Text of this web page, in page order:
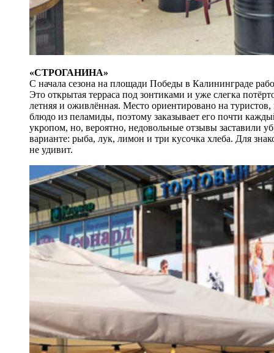
«СТРОГАНИНА»
С начала сезона на площади Победы в Калининграде
Это открытая терраса под зонтиками и уже слегка
летняя и оживлённая. Место ориентировано на
блюдо из пеламиды, поэтому заказывает его почти
укропом, но, вероятно, недовольные отзывы заставили
варианте: рыба, лук, лимон и три кусочка хлеба. Для
не удивит.